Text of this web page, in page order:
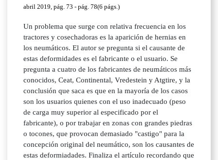
abril 2019, pág. 73 - pág. 78(6 págs.)
Un problema que surge con relativa frecuencia en los
tractores y cosechadoras es la aparición de hernias en
los neumáticos. El autor se pregunta si el causante de
estas deformidades es el fabricante o el usuario. Se
pregunta a cuatro de los fabricantes de neumáticos más
conocidos, Ceat, Continental, Vredestein y Atgtire, y la
conclusión que saca es que en la mayoría de los casos
son los usuarios quienes con el uso inadecuado (peso
de carga muy superior al especificado por el
fabricante), o por trabajar en zonas con grandes piedras
o tocones, que provocan demasiado "castigo" para la
concepción original del neumático, son los causantes de
estas deformiadades. Finaliza el artículo recordando que